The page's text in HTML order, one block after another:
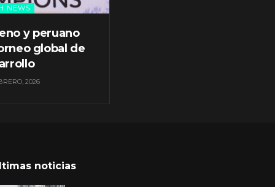
NEWS
y peruano
global de
2026
noticias